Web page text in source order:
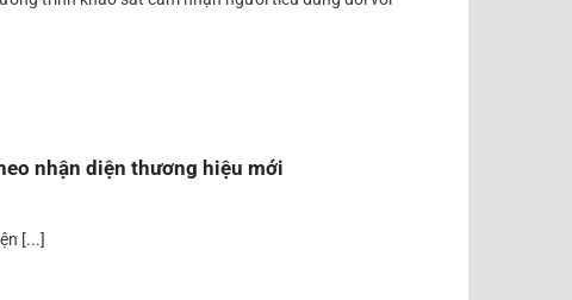
nhận diện thương hiệu mới
[...]